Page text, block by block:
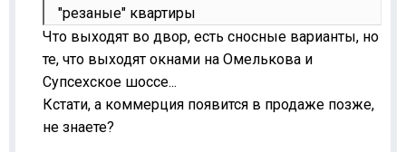
"резаные" квартиры
Что выходят во двор, есть сносные варианты, но
те, что выходят окнами на Омелькова и
Супсехское шоссе...
Кстати, а коммерция появится в продаже позже,
не знаете?